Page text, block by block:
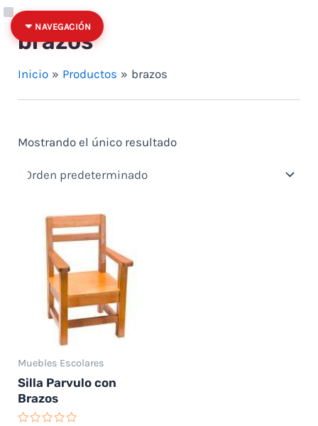
Ir al contenido
Categoría
Estado
NAVEGACIÓN
brazos
Inicio Productos brazos
Mostrando el único resultado
Muebles Escolares
Silla Parvulo con
Brazos